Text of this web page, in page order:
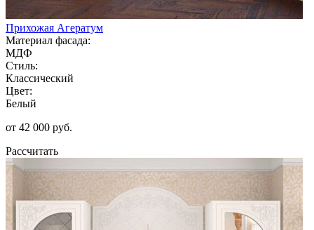
Прихожая Агератум
Материал фасада:
МДФ
Стиль:
Классический
Цвет:
Белый
от 42 000 руб.
Рассчитать